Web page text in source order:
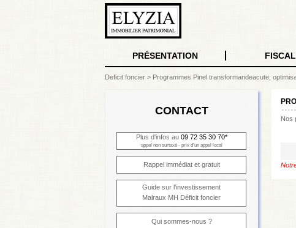
PRÉSENTATION
Deficit foncier > Programmes Pinel transformandeacute;
Nos
CONTACT
Plus d'infos au 09 72 35 30 70*
appel non surtaxé - prix d'un appel local
Rappel immédiat et gratuit
Guide sur l'investissement
Malraux MH Déficit foncier
Qui sommes-nous ?